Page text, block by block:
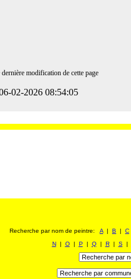
dernière modification de cette page
02-2026 08:54:05
Recherche par nom de peintre: A | B | C
N | O | P | Q | R | S |